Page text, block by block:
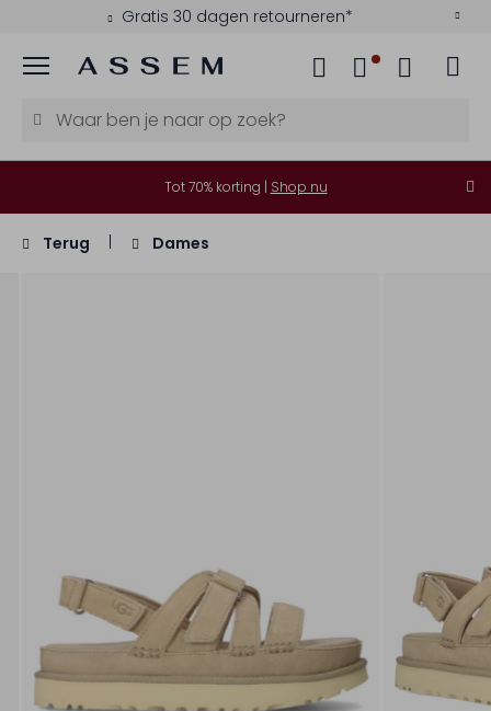
Gratis 30 dagen retourneren*
Menu
Tot 70% korting | Shop nu
Terug Dames